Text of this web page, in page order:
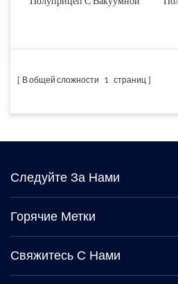
В общей сложности 1 страниц
Следуйте За Нами
Горячие Метки
Свяжитесь С Нами